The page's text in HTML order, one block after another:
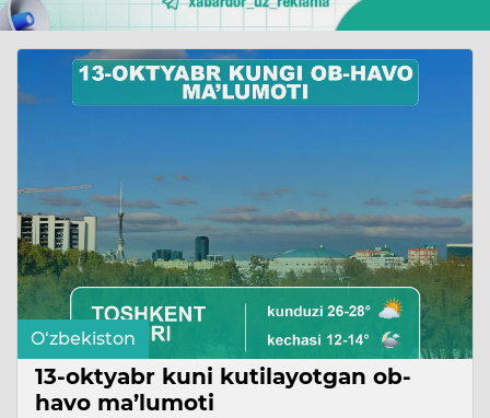
O‘zbekiston
13-oktyabr kuni kutilayotgan ob-
havo ma’lumoti